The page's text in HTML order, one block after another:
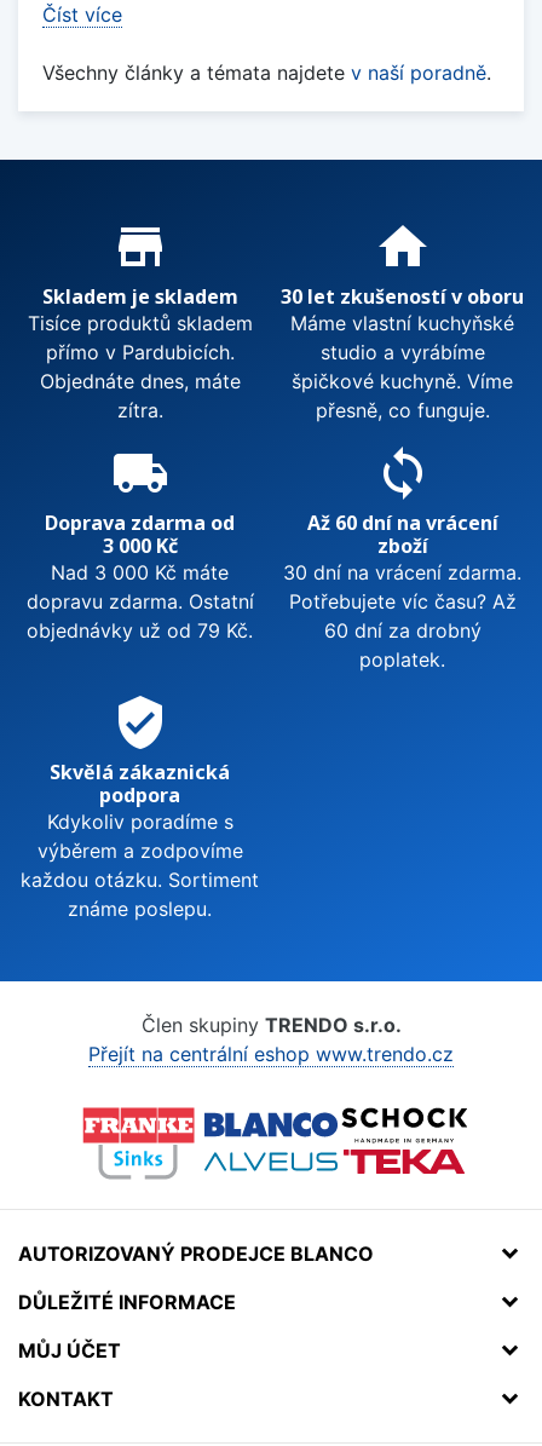
Číst více
Všechny články a témata najdete v naší poradně.
Proč nakupovat u nás?
store_mall_directory
Skladem je skladem
Tisíce produktů skladem
přímo v Pardubicích.
Objednáte dnes, máte
zítra.
home
30 let zkušeností v oboru
Máme vlastní kuchyňské
studio a vyrábíme
špičkové kuchyně. Víme
přesně, co funguje.
local_shipping
Doprava zdarma od
3 000 Kč
Nad 3 000 Kč máte
dopravu zdarma. Ostatní
objednávky už od 79 Kč.
sync
Až 60 dní na vrácení
zboží
30 dní na vrácení zdarma.
Potřebujete víc času? Až
60 dní za drobný
poplatek.
verified_user
Skvělá zákaznická
podpora
Kdykoliv poradíme s
výběrem a zodpovíme
každou otázku. Sortiment
známe poslepu.
Člen skupiny TRENDO s.r.o.
Přejít na centrální eshop www.trendo.cz
AUTORIZOVANÝ PRODEJCE BLANCO
DŮLEŽITÉ INFORMACE
MŮJ ÚČET
KONTAKT